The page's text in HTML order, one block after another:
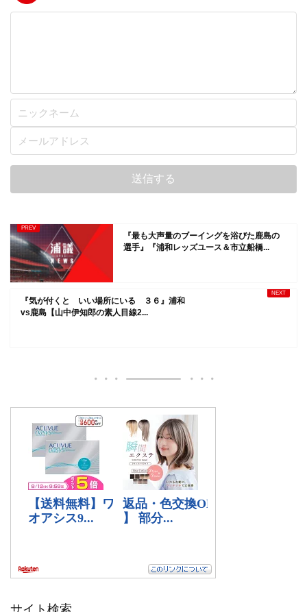
『最も大声量のブーイングを浴びた鹿島の
選手』『浦和レッズユース＆市立船橋...
『気が付くと いい場所にいる ３６』浦和
vs鹿島【山中伊知郎の素人目線2...
サイト検索